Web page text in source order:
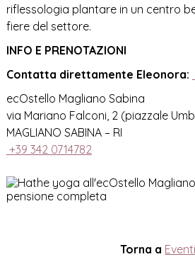
riflessologia plantare in un centro
fiere del settore.
INFO E PRENOTAZIONI
Contatta direttamente Eleonora:
ecOstello Magliano Sabina
via Mariano Falconi, 2 (piazzale
MAGLIANO SABINA – RI
+39 342 0714782
Torna a Eventi